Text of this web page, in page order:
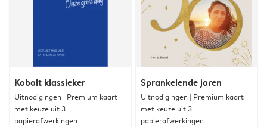
Kobalt klassieker
Uitnodigingen | Premium kaart
met keuze uit 3
papierafwerkingen
Sprankelende jaren
Uitnodigingen | Premium kaart
met keuze uit 3
papierafwerkingen